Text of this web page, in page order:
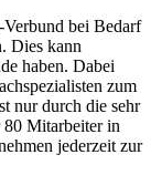
bei Bedarf
Dies kann
haben. Dabei
zum
nur durch die sehr
80 Mitarbeiter in
jederzeit zur